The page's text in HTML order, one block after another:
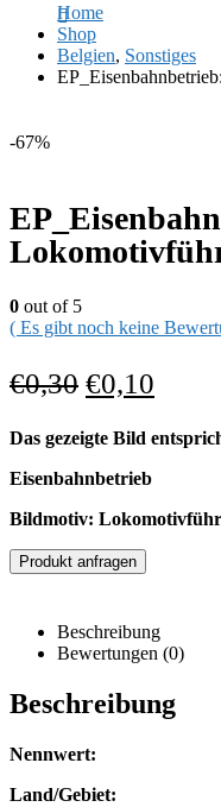
Home
Shop
Belgien, Sonstiges
-67%
0 out of 5
( Es gibt noch keine
€0,30 €0,10
Das gezeigte Bild
Eisenbahnbetrieb
Bildmotiv:
Produkt anfragen
Beschreibung
Bewertungen (0)
Beschreibung
Nennwert:
Land/Gebiet: